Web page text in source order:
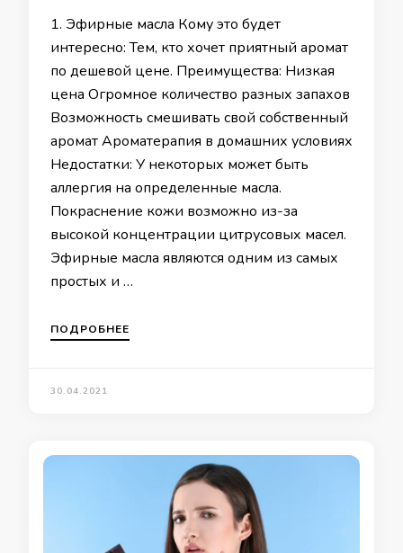
1. Эфирные масла Кому это будет
интересно: Тем, кто хочет приятный аромат
по дешевой цене. Преимущества: Низкая
цена Огромное количество разных запахов
Возможность смешивать свой собственный
аромат Ароматерапия в домашних условиях
Недостатки: У некоторых может быть
аллергия на определенные масла.
Покраснение кожи возможно из-за
высокой концентрации цитрусовых масел.
Эфирные масла являются одним из самых
простых и …
ПОДРОБНЕЕ
30.04.2021